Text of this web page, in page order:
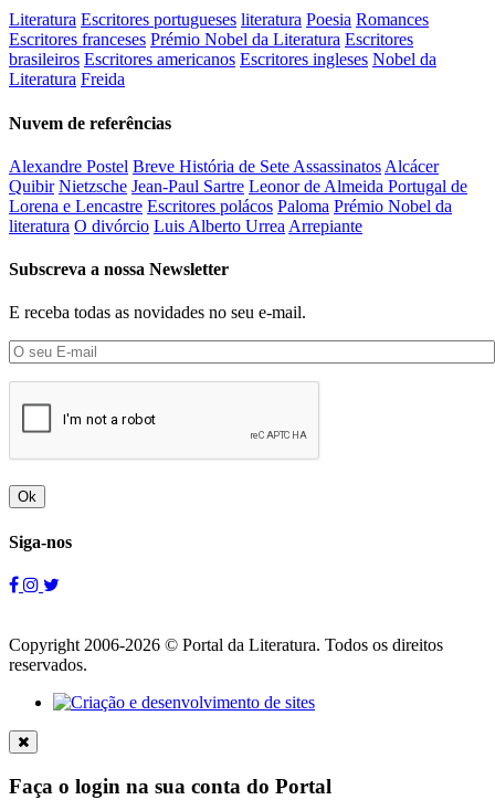
Literatura Escritores portugueses literatura Poesia Romances
Escritores franceses Prémio Nobel da Literatura Escritores
brasileiros Escritores americanos Escritores ingleses Nobel da
Literatura Freida
Nuvem de referências
Alexandre Postel Breve História de Sete Assassinatos Alcácer
Quibir Nietzsche Jean-Paul Sartre Leonor de Almeida Portugal de
Lorena e Lencastre Escritores polácos Paloma Prémio Nobel da
literatura O divórcio Luis Alberto Urrea Arrepiante
Subscreva a nossa Newsletter
E receba todas as novidades no seu e-mail.
Ok
Siga-nos
Copyright 2006-2026 © Portal da Literatura. Todos os direitos
reservados.
Faça o login na sua conta do Portal